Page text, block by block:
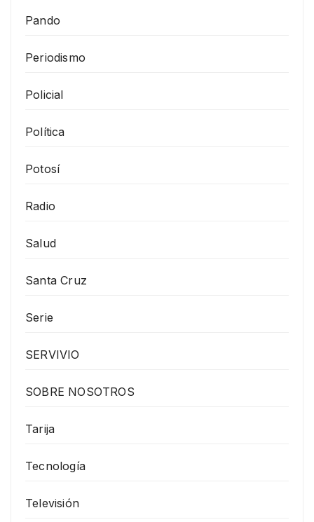
Pando
Periodismo
Policial
Política
Potosí
Radio
Salud
Santa Cruz
Serie
SERVIVIO
SOBRE NOSOTROS
Tarija
Tecnología
Televisión